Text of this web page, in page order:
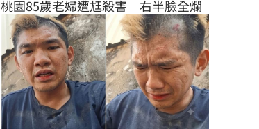
桃園85歲老婦遭尪殺害　右半臉全爛